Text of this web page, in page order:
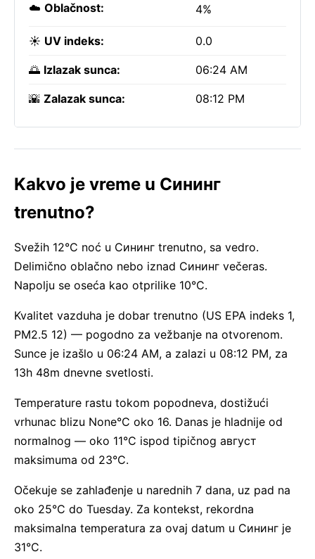
☁️ Oblačnost: 4%
☀️ UV indeks: 0.0
🌅 Izlazak sunca: 06:24 AM
🌇 Zalazak sunca: 08:12 PM
Kakvo je vreme u Сининг
trenutno?
Svežih 12°C noć u Сининг trenutno, sa vedro.
Delimično oblačno nebo iznad Сининг večeras.
Napolju se oseća kao otprilike 10°C.
Kvalitet vazduha je dobar trenutno (US EPA indeks 1,
PM2.5 12) — pogodno za vežbanje na otvorenom.
Sunce je izašlo u 06:24 AM, a zalazi u 08:12 PM, za
13h 48m dnevne svetlosti.
Temperature rastu tokom popodneva, dostižući
vrhunac blizu None°C oko 16. Danas je hladnije od
normalnog — oko 11°C ispod tipičnog август
maksimuma od 23°C.
Očekuje se zahlađenje u narednih 7 dana, uz pad na
oko 25°C do Tuesday. Za kontekst, rekordna
maksimalna temperatura za ovaj datum u Сининг je
31°C.